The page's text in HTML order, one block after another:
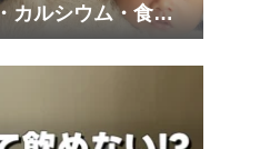
カルシウム・食物
験記③